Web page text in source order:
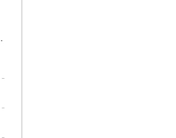
流园市场交易区二期2-